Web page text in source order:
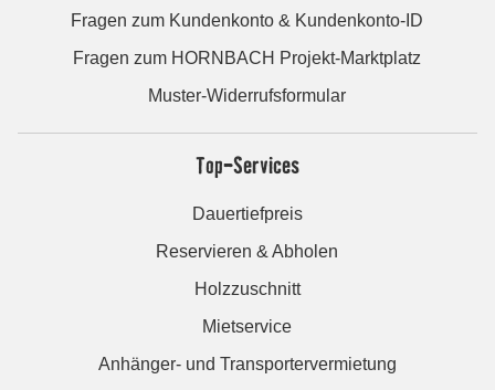
Fragen zum Kundenkonto & Kundenkonto-ID
Fragen zum HORNBACH Projekt-Marktplatz
Muster-Widerrufsformular
Top-Services
Dauertiefpreis
Reservieren & Abholen
Holzzuschnitt
Mietservice
Anhänger- und Transportervermietung